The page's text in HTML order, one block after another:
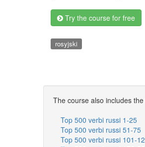
Try the course for free
rosyjski
The course also includes
Top 500 verbi russi 1-25
Top 500 verbi russi 51-75
Top 500 verbi russi 101-